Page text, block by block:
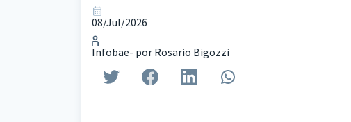
08/Jul/2026
Infobae- por Rosario Bigozzi